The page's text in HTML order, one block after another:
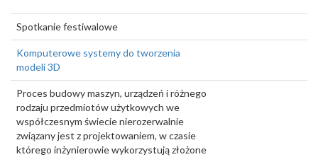
Spotkanie festiwalowe
Komputerowe systemy do tworzenia
modeli 3D
Proces budowy maszyn, urządzeń i różnego
rodzaju przedmiotów użytkowych we
współczesnym świecie nierozerwalnie
związany jest z projektowaniem, w czasie
którego inżynierowie wykorzystują złożone